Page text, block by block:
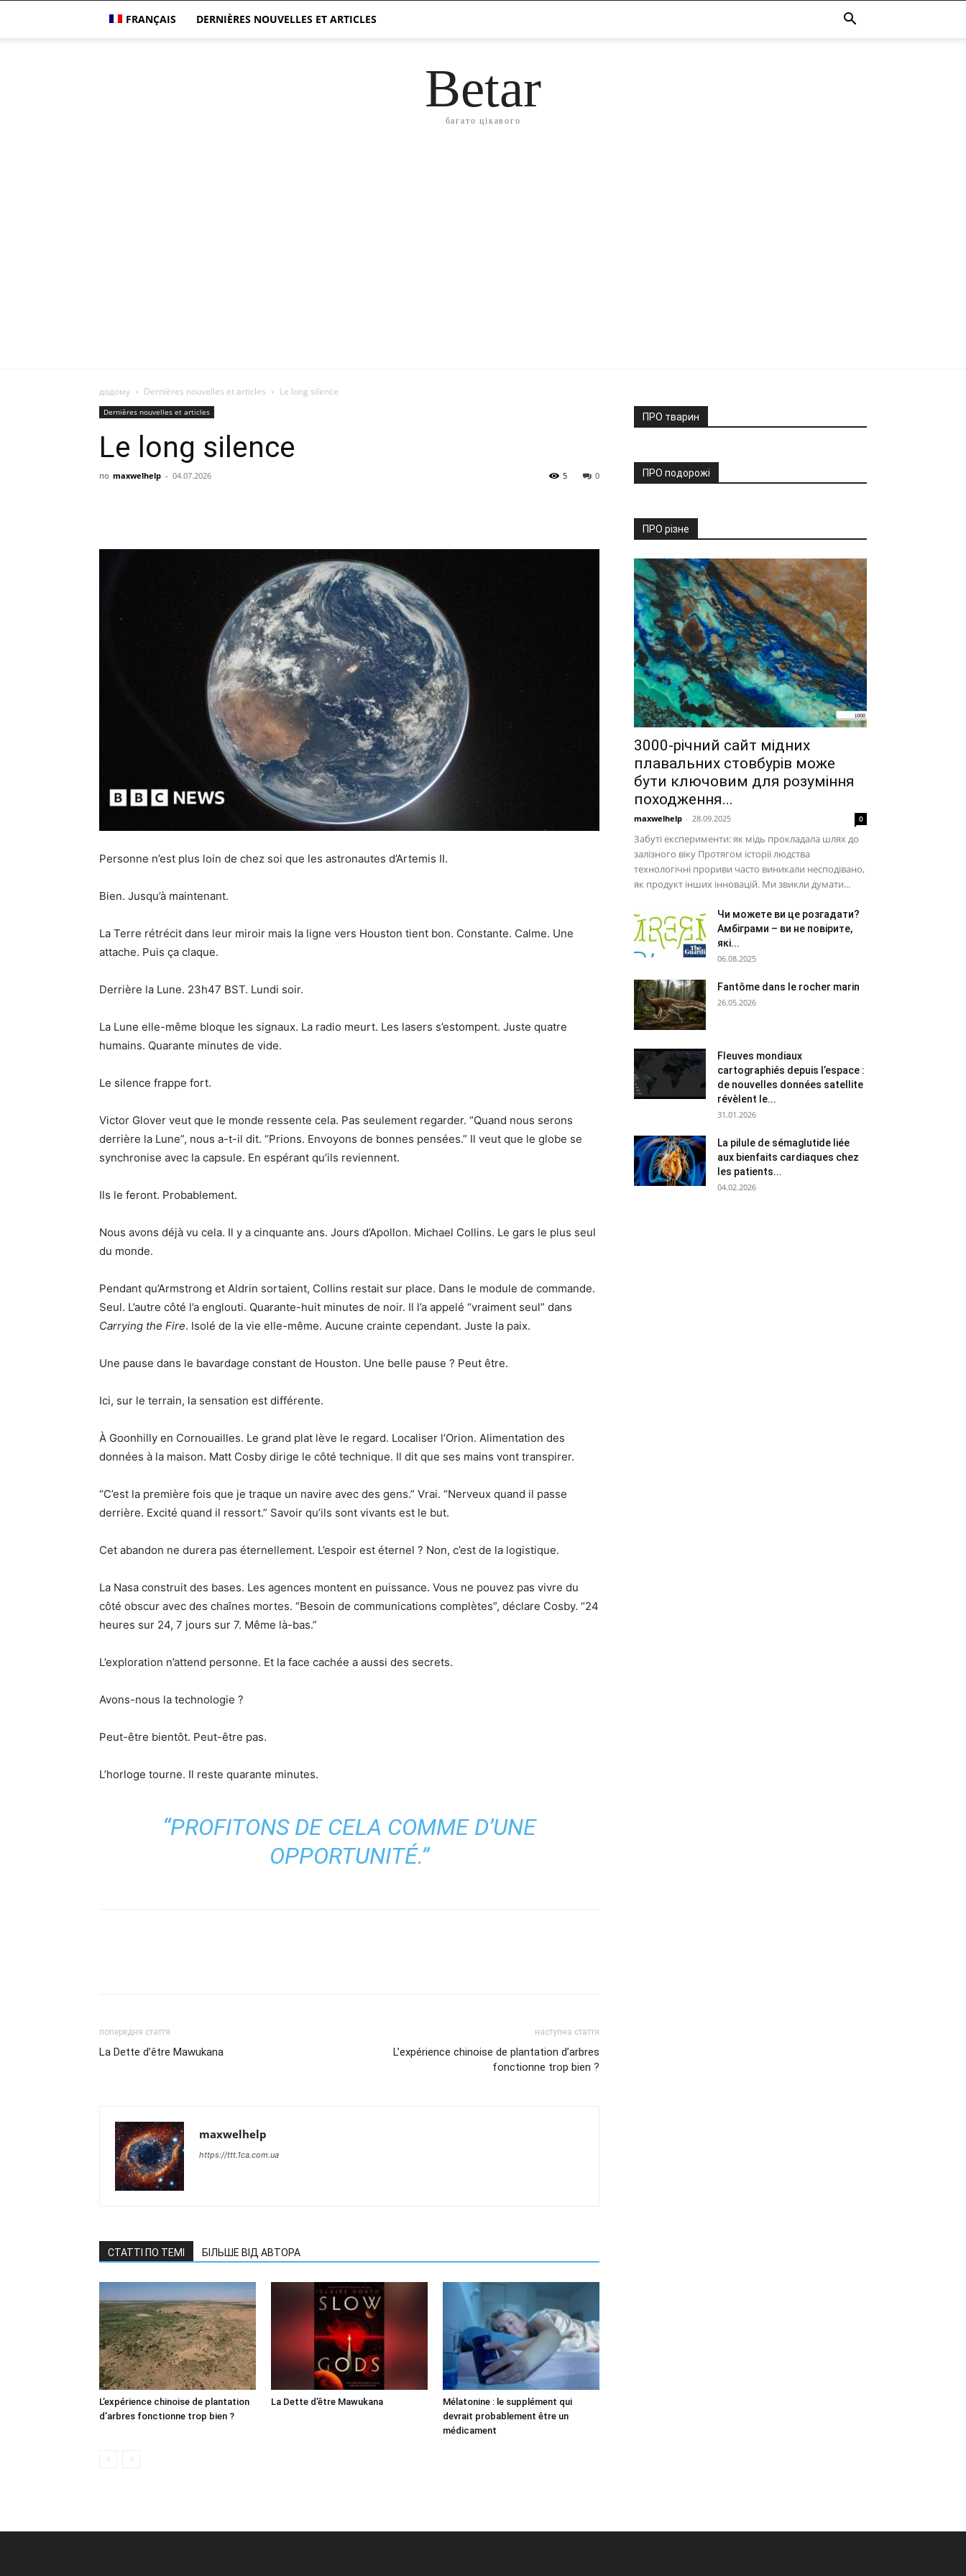
FRANÇAIS DERNIÈRES NOUVELLES ET ARTICLES
Betar
багато цікавого
додому Dernières nouvelles et articles Le long silence
Dernières nouvelles et articles
Le long silence
по maxwelhelp - 04.07.2026 0
5
Personne n’est plus loin de chez soi que les astronautes d’Artemis II.
Bien. Jusqu’à maintenant.
La Terre rétrécit dans leur miroir mais la ligne vers Houston tient bon. Constante. Calme. Une
attache. Puis ça claque.
Derrière la Lune. 23h47 BST. Lundi soir.
La Lune elle-même bloque les signaux. La radio meurt. Les lasers s’estompent. Juste quatre
humains. Quarante minutes de vide.
Le silence frappe fort.
Victor Glover veut que le monde ressente cela. Pas seulement regarder. “Quand nous serons
derrière la Lune”, nous a-t-il dit. “Prions. Envoyons de bonnes pensées.” Il veut que le globe se
synchronise avec la capsule. En espérant qu’ils reviennent.
Ils le feront. Probablement.
Nous avons déjà vu cela. Il y a cinquante ans. Jours d’Apollon. Michael Collins. Le gars le plus seul
du monde.
Pendant qu’Armstrong et Aldrin sortaient, Collins restait sur place. Dans le module de commande.
Seul. L’autre côté l’a englouti. Quarante-huit minutes de noir. Il l’a appelé “vraiment seul” dans
Carrying the Fire. Isolé de la vie elle-même. Aucune crainte cependant. Juste la paix.
Une pause dans le bavardage constant de Houston. Une belle pause ? Peut être.
Ici, sur le terrain, la sensation est différente.
À Goonhilly en Cornouailles. Le grand plat lève le regard. Localiser l’Orion. Alimentation des
données à la maison. Matt Cosby dirige le côté technique. Il dit que ses mains vont transpirer.
“C’est la première fois que je traque un navire avec des gens.” Vrai. “Nerveux quand il passe
derrière. Excité quand il ressort.” Savoir qu’ils sont vivants est le but.
Cet abandon ne durera pas éternellement. L’espoir est éternel ? Non, c’est de la logistique.
La Nasa construit des bases. Les agences montent en puissance. Vous ne pouvez pas vivre du
côté obscur avec des chaînes mortes. “Besoin de communications complètes”, déclare Cosby. “24
heures sur 24, 7 jours sur 7. Même là-bas.”
L’exploration n’attend personne. Et la face cachée a aussi des secrets.
Avons-nous la technologie ?
Peut-être bientôt. Peut-être pas.
L’horloge tourne. Il reste quarante minutes.
“PROFITONS DE CELA COMME D’UNE
OPPORTUNITÉ.”
попередня стаття
La Dette d’être Mawukana
наступна стаття
L’expérience chinoise de plantation d’arbres
fonctionne trop bien ?
maxwelhelp
https://ttt.1ca.com.ua
СТАТТІ ПО ТЕМІ БІЛЬШЕ ВІД АВТОРА
L’expérience chinoise de plantation
d’arbres fonctionne trop bien ?
La Dette d’être Mawukana
Mélatonine : le supplément qui
devrait probablement être un
médicament
ПРО тварин
ПРО подорожі
ПРО різне
3000-річний сайт мідних
плавальних стовбурів може
бути ключовим для розуміння
походження...
maxwelhelp - 28.09.2025 0
Забуті експерименти: як мідь прокладала шлях до
залізного віку Протягом історії людства
технологічні прориви часто виникали несподівано,
як продукт інших інновацій. Ми звикли думати...
Чи можете ви це розгадати?
Амбіграми – ви не повірите,
які...
06.08.2025
Fantôme dans le rocher marin
26.05.2026
Fleuves mondiaux
cartographiés depuis l’espace :
de nouvelles données satellite
révèlent le...
31.01.2026
La pilule de sémaglutide liée
aux bienfaits cardiaques chez
les patients...
04.02.2026